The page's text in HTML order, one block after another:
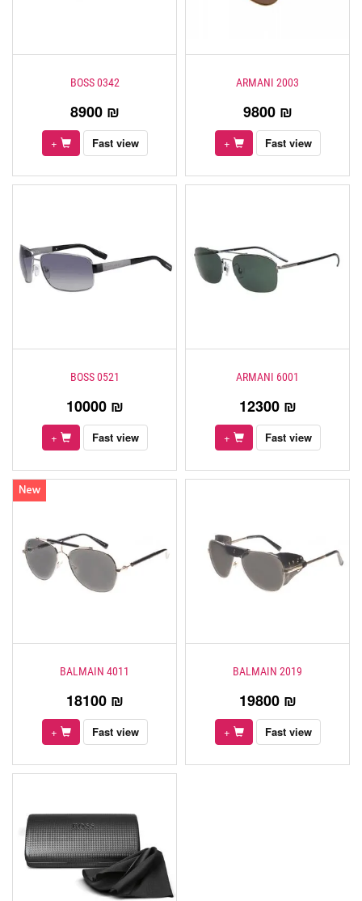
BOSS 0342
8900 ₪
+ Fast view
ARMANI 2003
9800 ₪
+ Fast view
BOSS 0521
10000 ₪
+ Fast view
ARMANI 6001
12300 ₪
+ Fast view
BALMAIN 4011
18100 ₪
+ Fast view
BALMAIN 2019
19800 ₪
+ Fast view